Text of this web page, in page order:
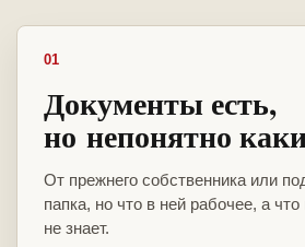
01
Документы есть,
но непонятно
От прежнего собственника или
папка, но что в ней рабочее, а
не знает.